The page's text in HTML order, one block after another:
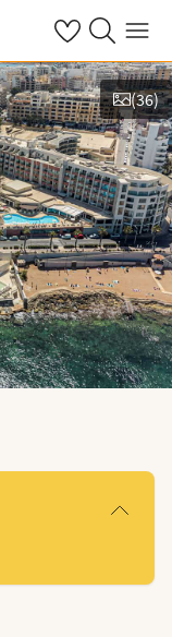
OmatHaku Valikko
(36)